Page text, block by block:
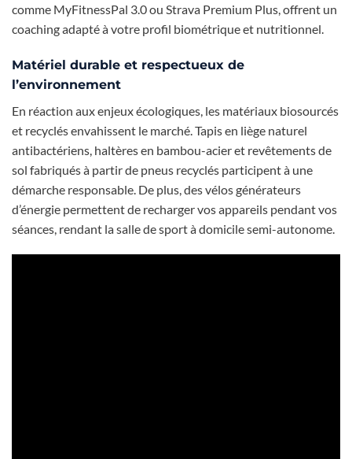
comme MyFitnessPal 3.0 ou Strava Premium Plus, offrent un
coaching adapté à votre profil biométrique et nutritionnel.
Matériel durable et respectueux de
l’environnement
En réaction aux enjeux écologiques, les matériaux biosourcés
et recyclés envahissent le marché. Tapis en liège naturel
antibactériens, haltères en bambou-acier et revêtements de
sol fabriqués à partir de pneus recyclés participent à une
démarche responsable. De plus, des vélos générateurs
d’énergie permettent de recharger vos appareils pendant vos
séances, rendant la salle de sport à domicile semi-autonome.